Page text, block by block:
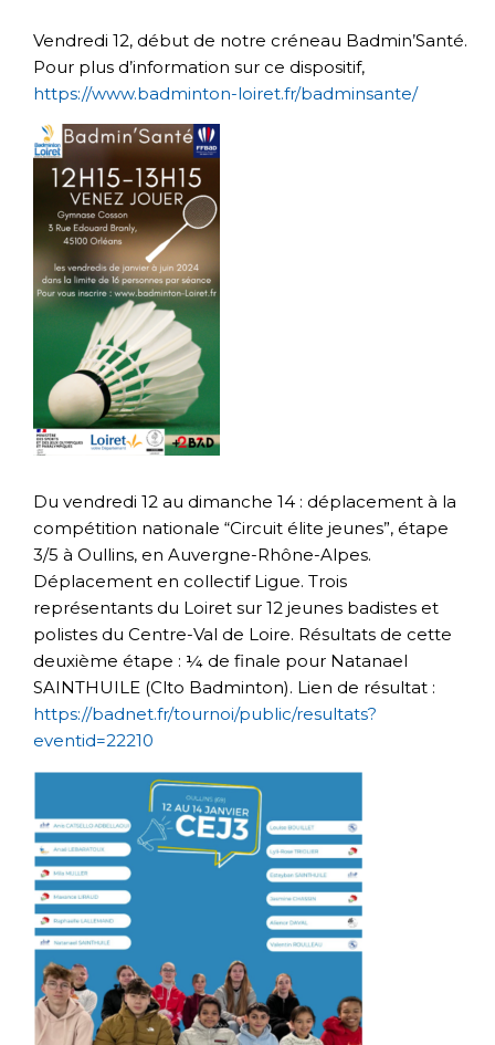
Vendredi 12, début de notre créneau Badmin’Santé.
Pour plus d’information sur ce dispositif,
https://www.badminton-loiret.fr/badminsante/
Du vendredi 12 au dimanche 14 : déplacement à la
compétition nationale “Circuit élite jeunes”, étape
3/5 à Oullins, en Auvergne-Rhône-Alpes.
Déplacement en collectif Ligue. Trois
représentants du Loiret sur 12 jeunes badistes et
polistes du Centre-Val de Loire. Résultats de cette
deuxième étape : ¼ de finale pour Natanael
SAINTHUILE (Clto Badminton). Lien de résultat :
https://badnet.fr/tournoi/public/resultats?
eventid=22210